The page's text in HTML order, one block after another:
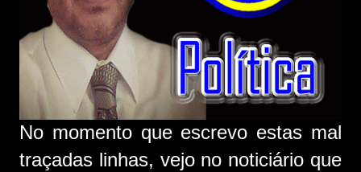
No momento que escrevo estas mal
traçadas linhas, vejo no noticiário que